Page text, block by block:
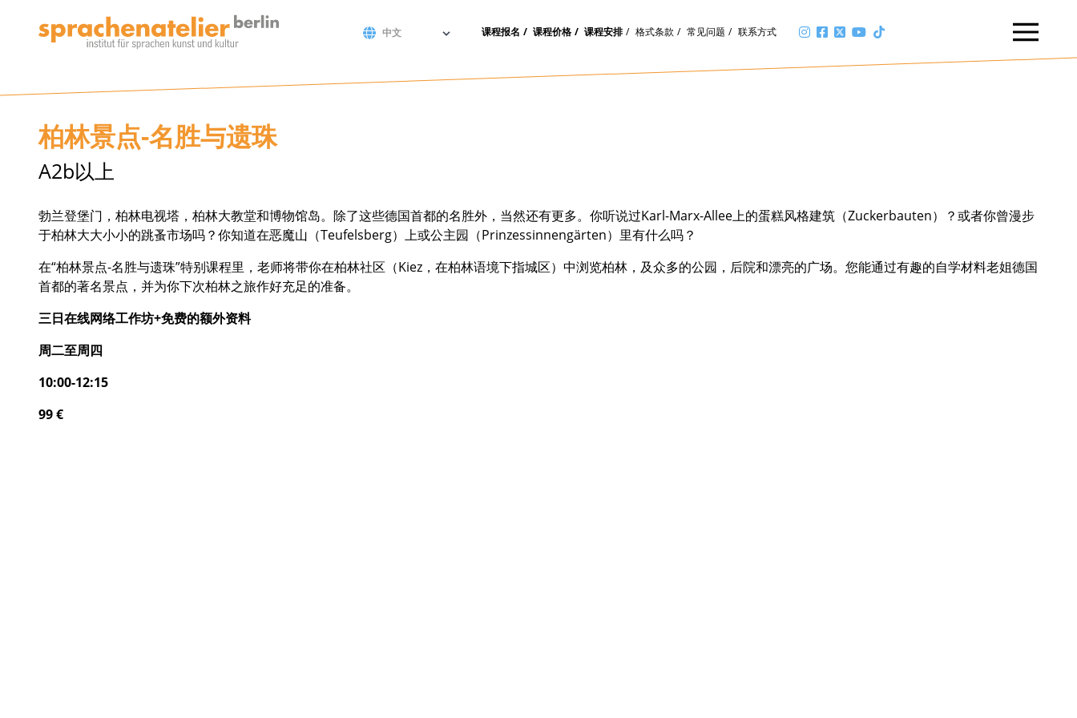
课程报名 课程价格 课程安排 格式条款 常见问题 联系方式
柏林景点-名胜与遗珠
A2b以上
勃兰登堡门，柏林电视塔，柏林大教堂和博物馆岛。除了这些德国首都的名胜外，当然还有更多。你听说过Karl-Marx-Allee上的蛋糕风格建筑（Zuckerbauten）？或者你曾漫步
于柏林大大小小的跳蚤市场吗？你知道在恶魔山（Teufelsberg）上或公主园（Prinzessinnengärten）里有什么吗？
在“柏林景点-名胜与遗珠”特别课程里，老师将带你在柏林社区（Kiez，在柏林语境下指城区）中浏览柏林，及众多的公园，后院和漂亮的广场。您能通过有趣的自学材料老姐德国
首都的著名景点，并为你下次柏林之旅作好充足的准备。
三日在线网络工作坊+免费的额外资料
周二至周四
10:00-12:15
99 €